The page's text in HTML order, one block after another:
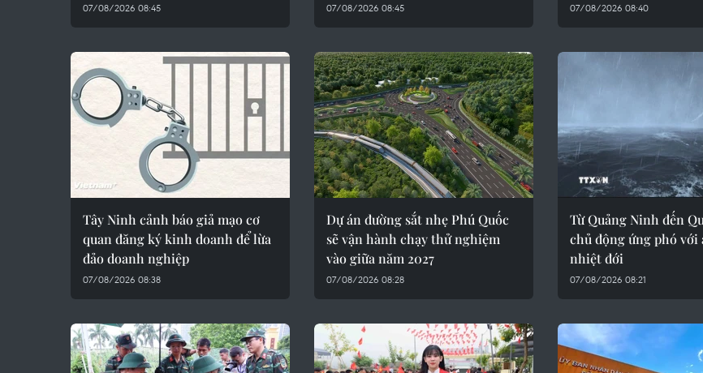
07/08/2026 08:45 07/08/2026 08:45 07/08/2026 08:40
Tây Ninh cảnh báo giả mạo cơ
quan đăng ký kinh doanh để lừa
đảo doanh nghiệp
07/08/2026 08:38
Dự án đường sắt nhẹ Phú Quốc
sẽ vận hành chạy thử nghiệm
vào giữa năm 2027
07/08/2026 08:28
Từ Quảng Ninh đến
chủ động ứng phó với
nhiệt đới
07/08/2026 08:21